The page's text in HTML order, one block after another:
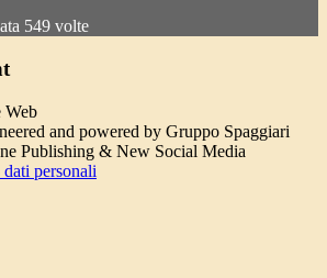
549 volte
and powered by Gruppo Spaggiari
Publishing & New Social Media
personali